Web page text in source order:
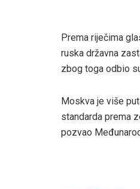
Prema riječima
ruska državna
zbog toga odbio
Moskva je više
standarda prema
pozvao